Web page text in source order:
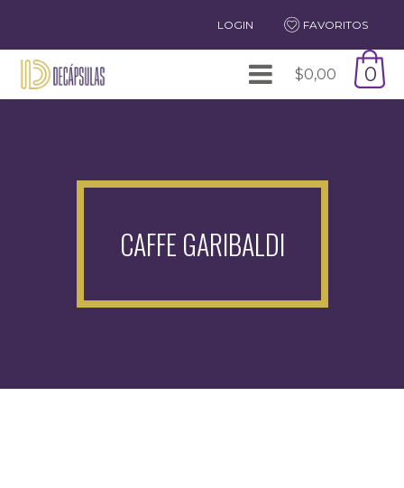
LOGIN FAVORITOS
$0,00 0
CAFFE GARIBALDI